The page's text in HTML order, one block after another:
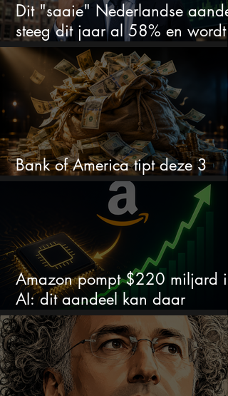
Dit "saaie" Nederlandse
steeg dit jaar al 58% en wordt
volgens analisten onderschat
Bank of America tipt deze 3
chipaandelen
Amazon pompt $220 miljard in
AI: dit aandeel kan daar
explosief van profiteren